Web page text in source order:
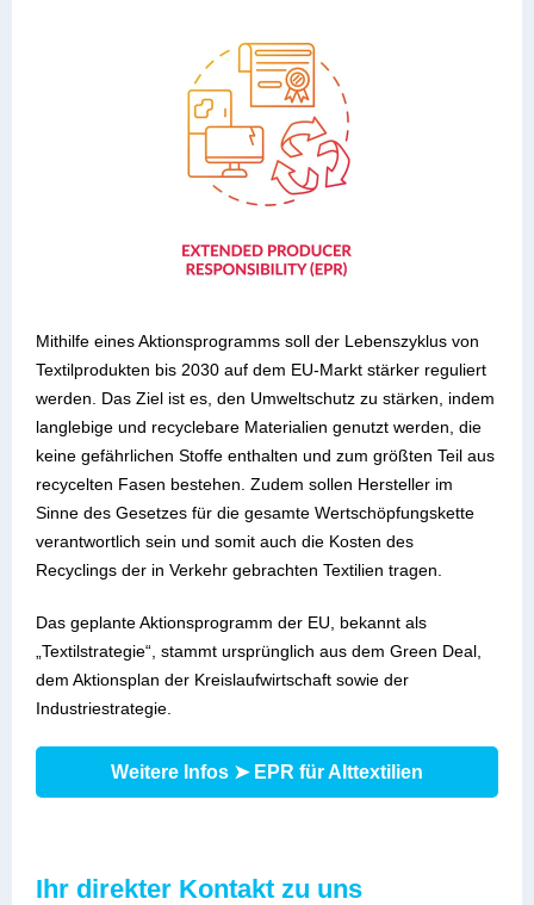
Mithilfe eines Aktionsprogramms soll der Lebenszyklus von
Textilprodukten bis 2030 auf dem EU-Markt stärker reguliert
werden. Das Ziel ist es, den Umweltschutz zu stärken, indem
langlebige und recyclebare Materialien genutzt werden, die
keine gefährlichen Stoffe enthalten und zum größten Teil aus
recycelten Fasen bestehen. Zudem sollen Hersteller im
Sinne des Gesetzes für die gesamte Wertschöpfungskette
verantwortlich sein und somit auch die Kosten des
Recyclings der in Verkehr gebrachten Textilien tragen.
Das geplante Aktionsprogramm der EU, bekannt als
„Textilstrategie“, stammt ursprünglich aus dem Green Deal,
dem Aktionsplan der Kreislaufwirtschaft sowie der
Industriestrategie.
Weitere Infos ➤ EPR für Alttextilien
Ihr direkter Kontakt zu uns